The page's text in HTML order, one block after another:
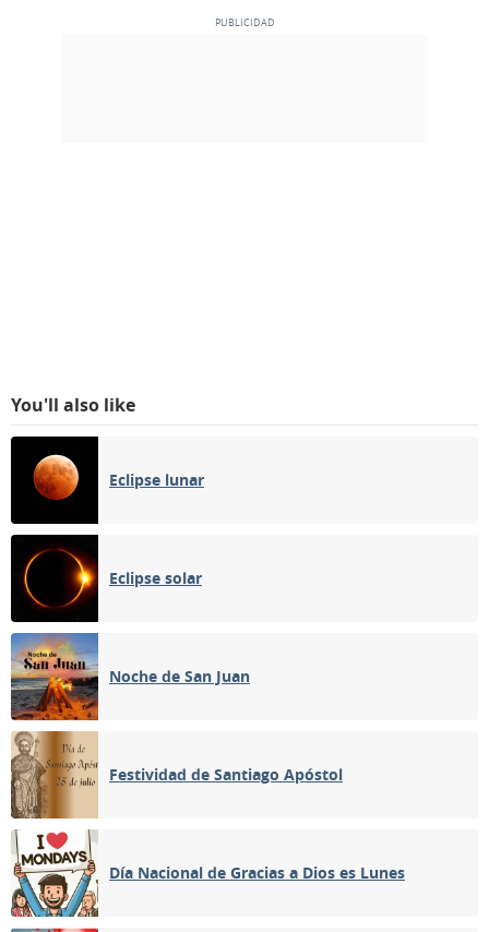
You'll also like
Eclipse lunar
Eclipse solar
Noche de San Juan
Festividad de Santiago Apóstol
Día Nacional de Gracias a Dios es Lunes